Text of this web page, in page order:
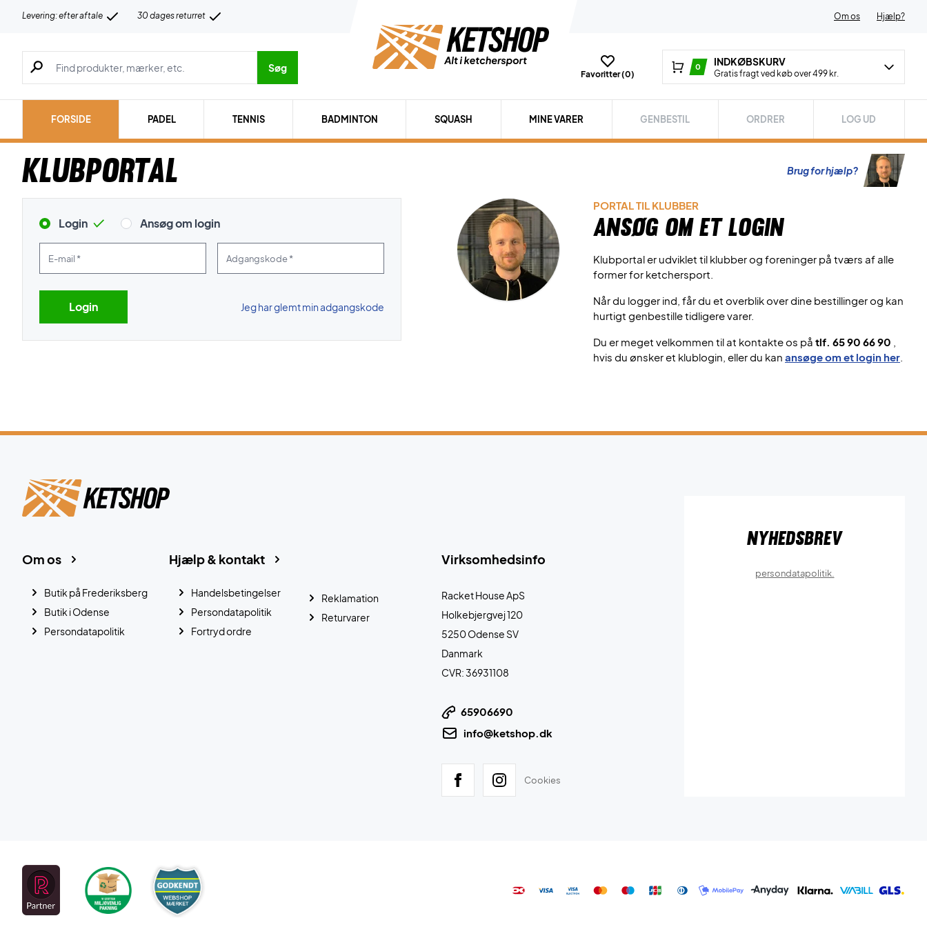
Levering: efter aftale 30 dages returret Om os Hjælp?
Søg efter produkter, mærker etc.
Søg
Favoritter (0)
0 INDKØBSKURV
Gratis fragt ved køb over 499 kr.
FORSIDE PADEL TENNIS BADMINTON SQUASH MINE VARER GENBESTIL ORDRER LOG UD
Klubportal Brug for hjælp?
Login Ansøg om login
Jeg har glemt min adgangskode
PORTAL TIL KLUBBER
Ansøg om et login
Klubportal er udviklet til klubber og foreninger på tværs af alle
former for ketchersport.
Når du logger ind, får du et overblik over dine bestillinger og kan
hurtigt genbestille tidligere varer.
Du er meget velkommen til at kontakte os på tlf. 65 90 66 90
hvis du ønsker et klublogin, eller du kan ansøge om et login her
Virksomhedsinfo
Racket House ApS
Holkebjergvej 120
5250 Odense SV
Danmark
CVR: 36931108
65906690
info@ketshop.dk
Cookies
Hjælp & kontakt
Handelsbetingelser
Persondatapolitik
Fortryd ordre
Reklamation
Returvarer
Om os
Butik på Frederiksberg
Butik i Odense
Persondatapolitik
Nyhedsbrev
persondatapolitik.